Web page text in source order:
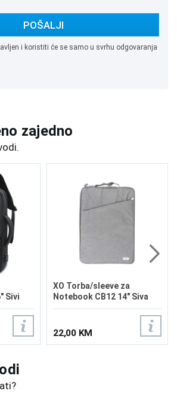
POŠALJI
i koristiti će se samo u svrhu odgovaranja
zajedno
Sivi
XO Torba/sleeve za
Notebook CB12 14" Siva
22,00 KM